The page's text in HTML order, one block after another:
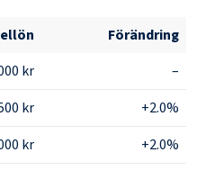
Förändring
kr
–
kr
+2.0%
kr
+2.0%